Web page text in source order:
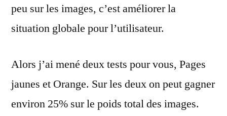
peu sur les images, c’est améliorer la
situation globale pour l’utilisateur.
Alors j’ai mené deux tests pour vous, Pages
jaunes et Orange. Sur les deux on peut gagner
environ 25% sur le poids total des images.